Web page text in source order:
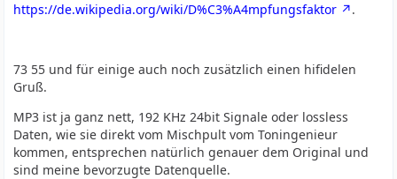
https://de.wikipedia.org/wiki/D%C3%A4mpfungsfaktor
.
73 55 und für einige auch noch zusätzlich einen hifidelen
Gruß.
MP3 ist ja ganz nett, 192 KHz 24bit Signale oder lossless
Daten, wie sie direkt vom Mischpult vom Toningenieur
kommen, entsprechen natürlich genauer dem Original und
sind meine bevorzugte Datenquelle.